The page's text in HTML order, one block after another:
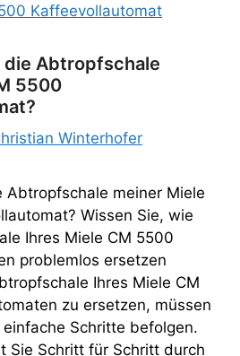
Abtropfschale
5500
Winterhofer
Abtropfschale meiner Miele
Wissen Sie, wie
Ihres Miele CM 5500
problemlos ersetzen
Ihres Miele CM
zu ersetzen, müssen
Schritte befolgen.
Sie Schritt für Schritt durch